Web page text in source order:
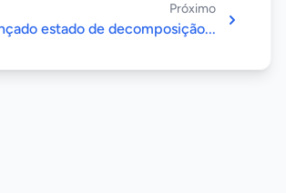
Próximo
estado de decomposição...